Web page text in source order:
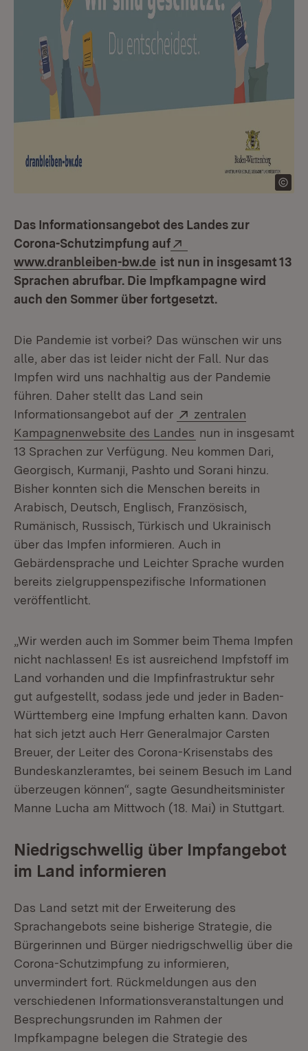
Das Informationsangebot des Landes zur
Corona-Schutzimpfung auf
www.dranbleiben-bw.de (Öffnet in neuem Fenster)
ist nun in insgesamt 13
Sprachen abrufbar. Die Impfkampagne wird
auch den Sommer über fortgesetzt.
Die Pandemie ist vorbei? Das wünschen wir uns
alle, aber das ist leider nicht der Fall. Nur das
Impfen wird uns nachhaltig aus der Pandemie
führen. Daher stellt das Land sein
Informationsangebot auf der
Extern:
zentralen
Kampagnenwebsite des Landes (Öffnet in neuem
nun in insgesamt
13 Sprachen zur Verfügung. Neu kommen Dari,
Georgisch, Kurmanji, Pashto und Sorani hinzu.
Bisher konnten sich die Menschen bereits in
Arabisch, Deutsch, Englisch, Französisch,
Rumänisch, Russisch, Türkisch und Ukrainisch
über das Impfen informieren. Auch in
Gebärdensprache und Leichter Sprache wurden
bereits zielgruppenspezifische Informationen
veröffentlicht.
„Wir werden auch im Sommer beim Thema Impfen
nicht nachlassen! Es ist ausreichend Impfstoff im
Land vorhanden und die Impfinfrastruktur sehr
gut aufgestellt, sodass jede und jeder in Baden-
Württemberg eine Impfung erhalten kann. Davon
hat sich jetzt auch Herr Generalmajor Carsten
Breuer, der Leiter des Corona-Krisenstabs des
Bundeskanzleramtes, bei seinem Besuch im Land
überzeugen können“, sagte Gesundheitsminister
Manne Lucha am Mittwoch (18. Mai) in Stuttgart.
Niedrigschwellig über Impfangebot
im Land informieren
Das Land setzt mit der Erweiterung des
Sprachangebots seine bisherige Strategie, die
Bürgerinnen und Bürger niedrigschwellig über die
Corona-Schutzimpfung zu informieren,
unvermindert fort. Rückmeldungen aus den
verschiedenen Informationsveranstaltungen und
Besprechungsrunden im Rahmen der
Impfkampagne belegen die Strategie des